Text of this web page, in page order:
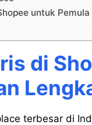
untuk Pemula
di
terbesar di